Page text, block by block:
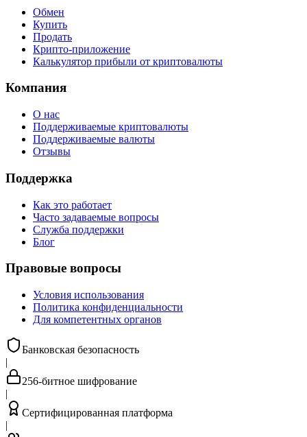
Обмен
Купить
Продать
Крипто-приложение
Калькулятор прибыли от криптовалюты
Компания
О нас
Поддерживаемые криптовалюты
Поддерживаемые валюты
Отзывы
Поддержка
Как это работает
Часто задаваемые вопросы
Служба поддержки
Блог
Правовые вопросы
Условия использования
Политика конфиденциальности
Для компетентных органов
Банковская безопасность
|
256-битное шифрование
|
Сертифицированная платформа
|